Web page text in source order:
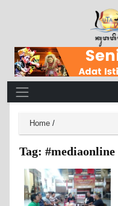
Main Navigation
Home /
Tag: #mediaonline